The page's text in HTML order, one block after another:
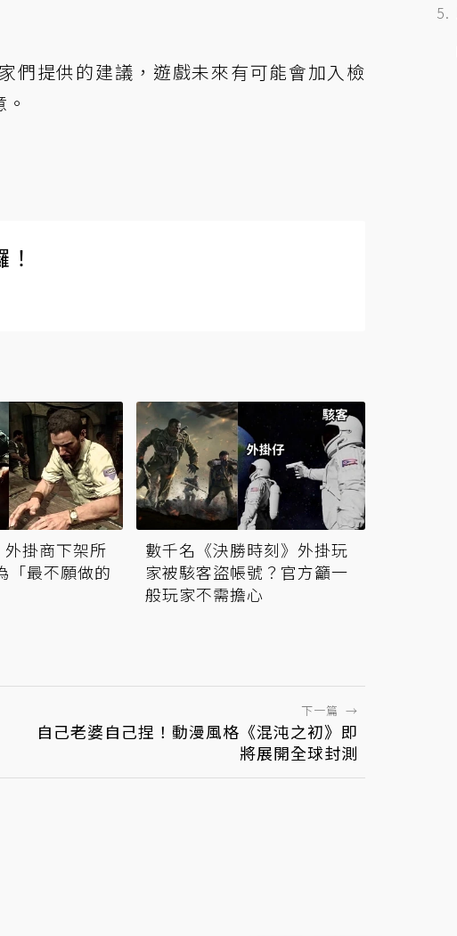
們提供的建議，遊戲未來有可能會加入檢
外掛商下架所
「最不願做的
數千名《決勝時刻》外掛玩
家被駭客盜帳號？官方籲一
般玩家不需擔心
下一篇 →
自己老婆自己捏！動漫風格《混沌之初》即
將展開全球封測